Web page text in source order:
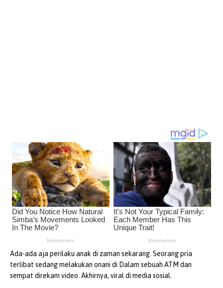
Ada-ada aja perilaku anak di zaman sekarang. Seorang pria
terlibat sedang melakukan onani di Dalam sebuah ATM dan
sempat direkam video. Akhirnya, viral di media sosial.